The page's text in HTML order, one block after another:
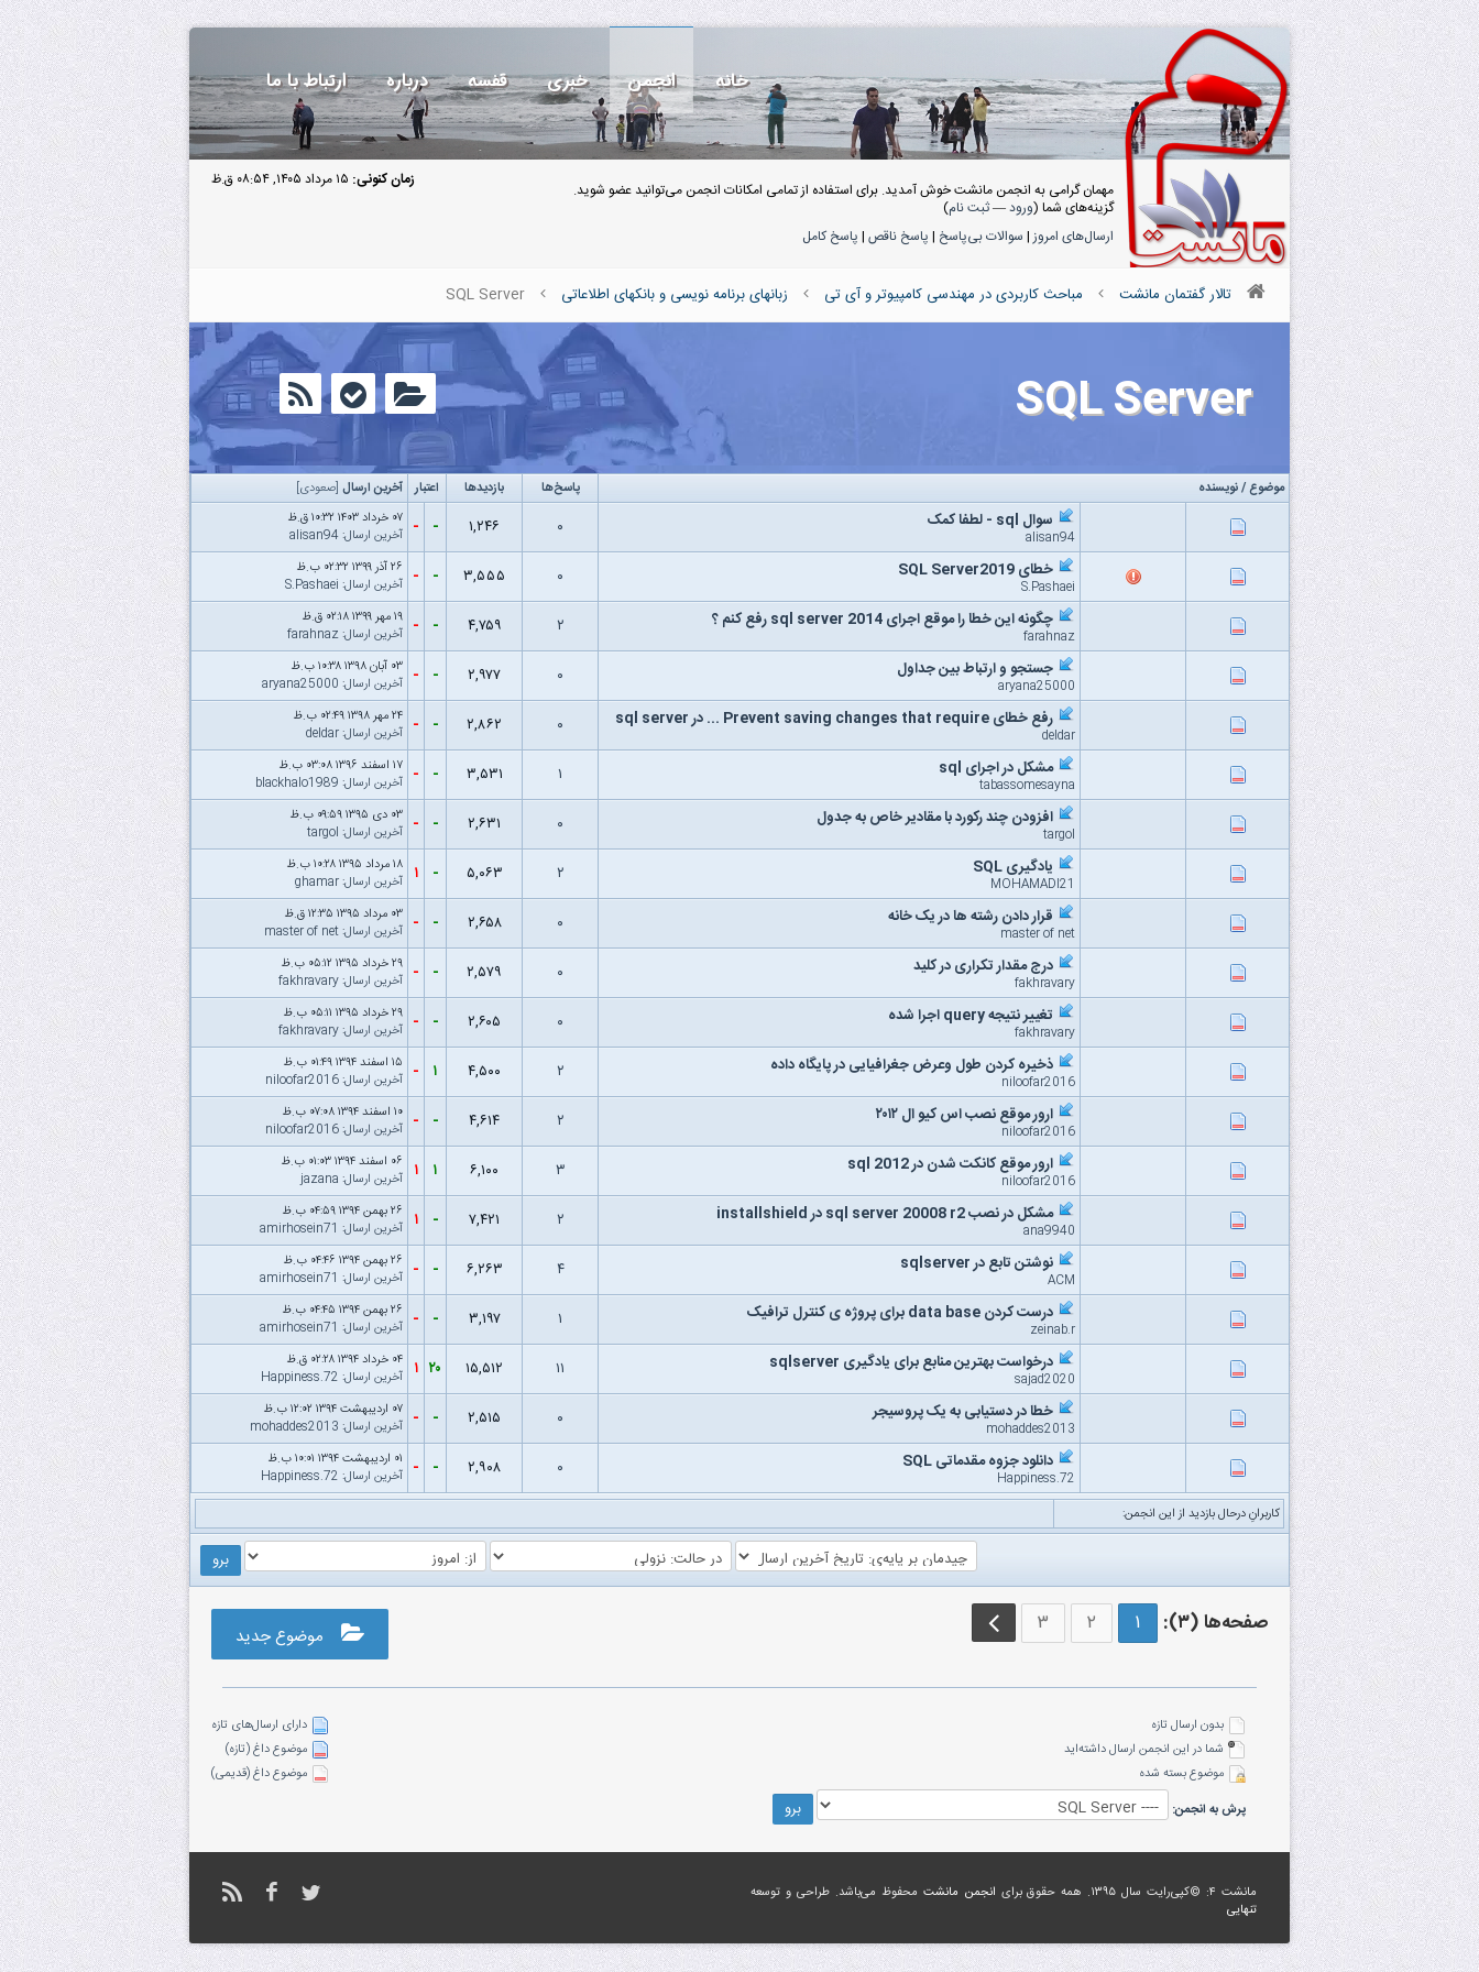
خانه انجمن خبری قفسه درباره ارتباط با ما
زمان کنونی: ۱۵ مرداد ۱۴۰۵, ۰۸:۵۴ ق.ظ
مهمان گرامی به انجمن مانشت خوش آمدید. برای استفاده از تمامی امکانات انجمن می‌توانید عضو شوید.
گزینه‌های شما (ورود—ثبت نام)
ارسال‌های امروز| سوالات بی‌پاسخ | پاسخ ناقص | پاسخ کامل
تالار گفتمان مانشت مباحث کاربردی در مهندسی کامپیوتر و آی تی زبانهای برنامه نویسی و بانکهای اطلاعاتی SQL Server
SQL Server
موضوع/نویسنده پاسخ‌ها بازدید‌ها اعتبار آخرین ارسال [صعودی]
سوال sql - لطفا کمک
alisan94 ۰ ۱,۲۴۶ -
- ۰۷ خرداد ۱۴۰۳ ۱۰:۳۲ ق.ظ
آخرین ارسال:
alisan94
خطای SQL Server2019
S.Pashaei ۰ ۳,۵۵۵ -
-
۲۶ آذر ۱۳۹۹ ۰۲:۳۲ ب.ظ
آخرین ارسال:
S.Pashaei
چگونه این خطا را موقع اجرای sql server 2014 رفع کنم ؟
farahnaz ۲ ۴,۷۵۹ -
- ۱۹ مهر ۱۳۹۹ ۰۲:۱۸ ق.ظ
آخرین ارسال:
farahnaz
جستجو و ارتباط بین جداول
aryana25000 ۰ ۲,۹۷۷ -
- ۰۳ آبان ۱۳۹۸ ۱۰:۳۸ ب.ظ
آخرین ارسال:
aryana25000
رفع خطای Prevent saving changes that require ... در sql server
deldar ۰ ۲,۸۶۲ -
- ۲۴ مهر ۱۳۹۸ ۰۲:۴۹ ب.ظ
آخرین ارسال:
deldar
مشکل در اجرای sql
tabassomesayna ۱ ۳,۵۳۱ -
- ۱۷ اسفند ۱۳۹۶ ۰۳:۰۸ ب.ظ
آخرین ارسال:
blackhalo1989
افزودن چند رکورد با مقادیر خاص به جدول
targol ۰ ۲,۶۳۱ -
- ۰۳ دى ۱۳۹۵ ۰۹:۵۹ ب.ظ
آخرین ارسال:
targol
یادگیری SQL
MOHAMADI21 ۲ ۵,۰۶۳ - ۱
۱۸ مرداد ۱۳۹۵ ۱۰:۲۸ ب.ظ
آخرین ارسال:
ghamar
قرار دادن رشته ها در یک خانه
master of net ۰ ۲,۶۵۸ -
- ۰۳ مرداد ۱۳۹۵ ۱۲:۳۵ ق.ظ
آخرین ارسال:
master of net
درج مقدار تکراری در کلید
fakhravary ۰ ۲,۵۷۹ -
- ۲۹ خرداد ۱۳۹۵ ۰۵:۱۲ ب.ظ
آخرین ارسال:
fakhravary
تغییر نتیجه query اجرا شده
fakhravary ۰ ۲,۶۰۵ -
- ۲۹ خرداد ۱۳۹۵ ۰۵:۱۱ ب.ظ
آخرین ارسال:
fakhravary
ذخیره کردن طول وعرض جغرافیایی در پایگاه داده
niloofar2016 ۲ ۴,۵۰۰ ۱ -
۱۵ اسفند ۱۳۹۴ ۰۱:۴۹ ب.ظ
آخرین ارسال:
niloofar2016
ارور موقع نصب اس کیو ال ۲۰۱۲
niloofar2016 ۲ ۴,۶۱۴ -
- ۱۰ اسفند ۱۳۹۴ ۰۷:۰۸ ب.ظ
آخرین ارسال:
niloofar2016
ارور موقع کانکت شدن در sql 2012
niloofar2016 ۳ ۶,۱۰۰ ۱ ۱
۰۶ اسفند ۱۳۹۴ ۰۱:۰۳ ب.ظ
آخرین ارسال:
jazana
مشکل در نصب sql server 20008 r2 در installshield
ana9940 ۲ ۷,۴۲۱ - ۱
۲۶ بهمن ۱۳۹۴ ۰۴:۵۹ ب.ظ
آخرین ارسال:
amirhosein71
نوشتن تابع در sqlserver
ACM ۴ ۶,۲۶۳ -
-
۲۶ بهمن ۱۳۹۴ ۰۴:۴۶ ب.ظ
آخرین ارسال:
amirhosein71
درست کردن data base برای پروژه ی کنترل ترافیک
zeinab.r ۱ ۳,۱۹۷ -
-
۲۶ بهمن ۱۳۹۴ ۰۴:۴۵ ب.ظ
آخرین ارسال:
amirhosein71
درخواست بهترین منابع برای یادگیری sqlserver
sajad2020 ۱۱ ۱۵,۵۱۲ ۲۰ ۱
۰۴ خرداد ۱۳۹۴ ۰۲:۲۸ ق.ظ
آخرین ارسال:
Happiness.72
خطا در دستیابی به یک پروسیجر
mohaddes2013 ۰ ۲,۵۱۵ -
- ۰۷ اردیبهشت ۱۳۹۴ ۱۲:۰۲ ب.ظ
آخرین ارسال:
mohaddes2013
دانلود جزوه مقدماتی SQL
Happiness.72 ۰ ۲,۹۰۸ -
-
۰۱ اردیبهشت ۱۳۹۴ ۱۰:۰۱ ب.ظ
آخرین ارسال:
Happiness.72
کاربرانِ درحال بازدید از این انجمن:
صفحه‌ها (۳): ۱ ۲ ۳ موضوع جدید
دارای ارسال‌های تازه‌
موضوع داغ (تازه‌)
موضوع داغ (قدیمی)
بدون ارسال تازه‌
شما در این انجمن ارسال داشته‌اید
موضوع بسته شده
پرش به انجمن:
مانشت ۴: ©کپی‌رایت سال ۱۳۹۵. همه حقوق برای انجمن مانشت محفوظ می‌باشد. طراحی و توسعه
تنهایی